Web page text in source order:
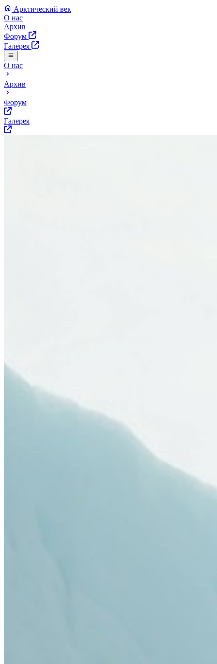
Арктический век
О нас
Архив
Форум
Галерея
О нас
Архив
Форум
Галерея